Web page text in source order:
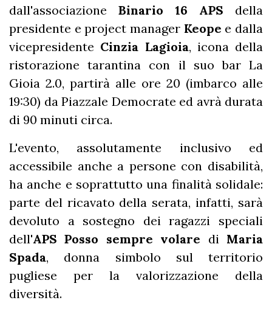
dall'associazione Binario 16 APS della
presidente e project manager Keope e dalla
vicepresidente Cinzia Lagioia, icona della
ristorazione tarantina con il suo bar La
Gioia 2.0, partirà alle ore 20 (imbarco alle
19:30) da Piazzale Democrate ed avrà durata
di 90 minuti circa.
L'evento, assolutamente inclusivo ed
accessibile anche a persone con disabilità,
ha anche e soprattutto una finalità solidale:
parte del ricavato della serata, infatti, sarà
devoluto a sostegno dei ragazzi speciali
dell'APS Posso sempre volare di Maria
Spada, donna simbolo sul territorio
pugliese per la valorizzazione della
diversità.